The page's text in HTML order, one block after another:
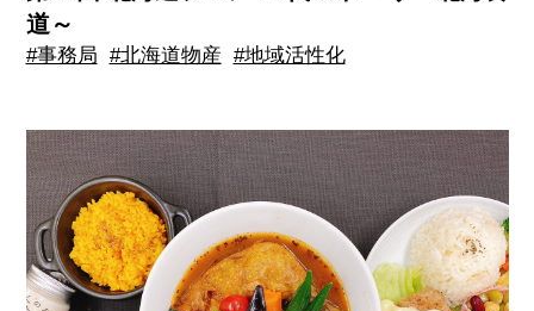
道～
#事務局 #北海道物産 #地域活性化